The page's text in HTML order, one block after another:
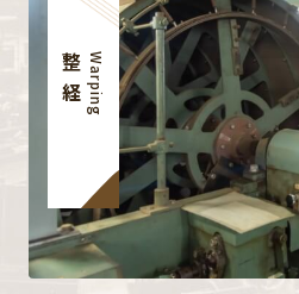
Warping
整経